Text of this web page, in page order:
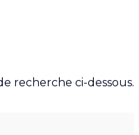
recherche ci-dessous.